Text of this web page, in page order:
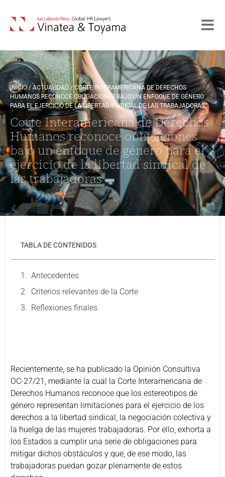
INICIO/ACTUALIDAD/CORTE INTERAMERICANA DE DERECHOS
HUMANOS RECONOCE OBLIGACIONES BAJO UN ENFOQUE DE GÉNERO
PARA EL EJERCICIO DE LA LIBERTAD SINDICAL DE LAS TRABAJADORAS
Corte Interamericana de Derechos
Humanos reconoce obligaciones
bajo un enfoque de género para el
ejercicio de la libertad sindical de
las trabajadoras
TABLA DE CONTENIDOS
Antecedentes
Criterios relevantes de la Corte
Reflexiones finales
Recientemente, se ha publicado la Opinión Consultiva
OC-27/21, mediante la cual la Corte Interamericana de
Derechos Humanos reconoce que los estereotipos de
género representan limitaciones para el ejercicio de los
derechos a la libertad sindical, la negociación colectiva y
la huelga de las mujeres trabajadoras. Por ello, exhorta a
los Estados a cumplir una serie de obligaciones para
mitigar dichos obstáculos y que, de ese modo, las
trabajadoras puedan gozar plenamente de estos